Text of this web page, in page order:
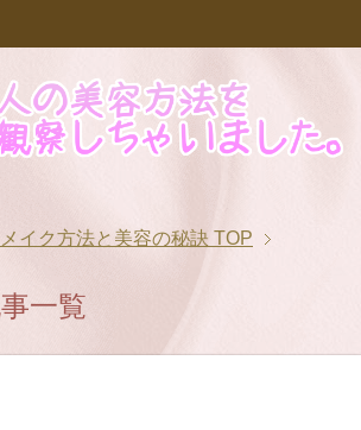
イク方法と美容の秘訣 TOP
一覧